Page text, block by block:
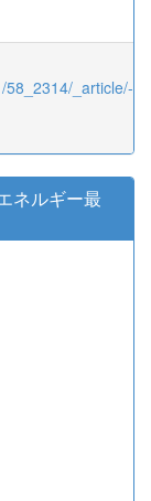
58_2314/_article/-
ネルギー最